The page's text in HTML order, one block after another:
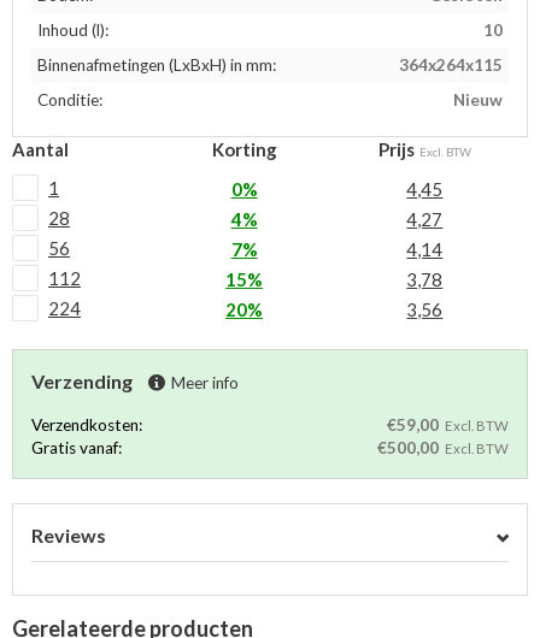
Inhoud (l):
10
Binnenafmetingen (LxBxH) in mm:
364x264x115
Conditie:
Nieuw
Aantal Korting Prijs Excl. BTW
1 0%
4,45
28
4%
4,27
56
7%
4,14
112
15%
3,78
224
20% 3,56
Verzending Meer info
Verzendkosten: €59,00 Excl. BTW
Gratis vanaf: €500,00 Excl. BTW
Reviews
Gerelateerde producten